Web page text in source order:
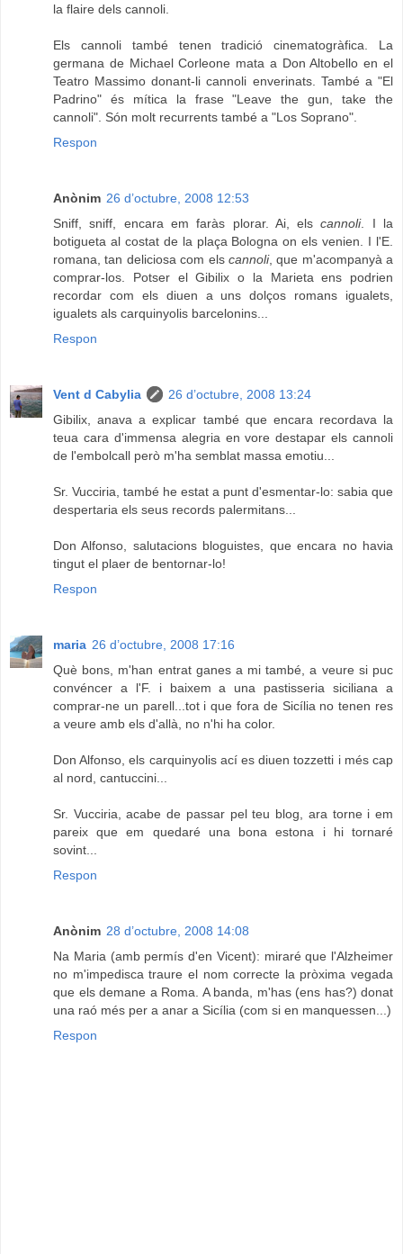
la flaire dels cannoli.
Els cannoli també tenen tradició cinematogràfica. La
germana de Michael Corleone mata a Don Altobello en el
Teatro Massimo donant-li cannoli enverinats. També a "El
Padrino" és mítica la frase "Leave the gun, take the
cannoli". Són molt recurrents també a "Los Soprano".
Respon
Anònim 26 d’octubre, 2008 12:53
Sniff, sniff, encara em faràs plorar. Ai, elscannoli. I la
botigueta al costat de la plaça Bologna on els venien. I l'E.
romana, tan deliciosa com els cannoli, que m'acompanyà a
comprar-los. Potser el Gibilix o la Marieta ens podrien
recordar com els diuen a uns dolços romans igualets,
igualets als carquinyolis barcelonins...
Respon
Vent d Cabylia
26 d’octubre, 2008 13:24
Gibilix, anava a explicar també que encara recordava la
teua cara d'immensa alegria en vore destapar els cannoli
de l'embolcall però m'ha semblat massa emotiu...
Sr. Vucciria, també he estat a punt d'esmentar-lo: sabia que
despertaria els seus records palermitans...
Don Alfonso, salutacions bloguistes, que encara no havia
tingut el plaer de bentornar-lo!
Respon
maria 26 d’octubre, 2008 17:16
Què bons, m'han entrat ganes a mi també, a veure si puc
convéncer a l'F. i baixem a una pastisseria siciliana a
comprar-ne un parell...tot i que fora de Sicília no tenen res
a veure amb els d'allà, no n'hi ha color.
Don Alfonso, els carquinyolis ací es diuen tozzetti i més cap
al nord, cantuccini...
Sr. Vucciria, acabe de passar pel teu blog, ara torne i em
pareix que em quedaré una bona estona i hi tornaré
sovint...
Respon
Anònim 28 d’octubre, 2008 14:08
Na Maria (amb permís d'en Vicent): miraré que l'Alzheimer
no m'impedisca traure el nom correcte la pròxima vegada
que els demane a Roma. A banda, m'has (ens has?) donat
una raó més per a anar a Sicília (com si en manquessen...)
Respon